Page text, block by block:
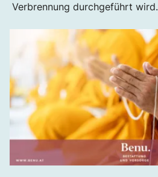
Verbrennung durchgeführt wird.